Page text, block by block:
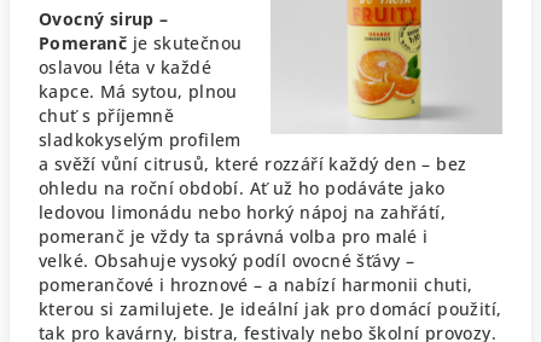
Ovocný sirup –
Pomeranč je skutečnou
oslavou léta v každé
kapce. Má sytou, plnou
chuť s příjemně
sladkokyselým profilem
a svěží vůní citrusů, které rozzáří každý den – bez
ohledu na roční období. Ať už ho podáváte jako
ledovou limonádu nebo horký nápoj na zahřátí,
pomeranč je vždy ta správná volba pro malé i
velké. Obsahuje vysoký podíl ovocné šťávy –
pomerančové i hroznové – a nabízí harmonii chuti,
kterou si zamilujete. Je ideální jak pro domácí použití,
tak pro kavárny, bistra, festivaly nebo školní provozy.